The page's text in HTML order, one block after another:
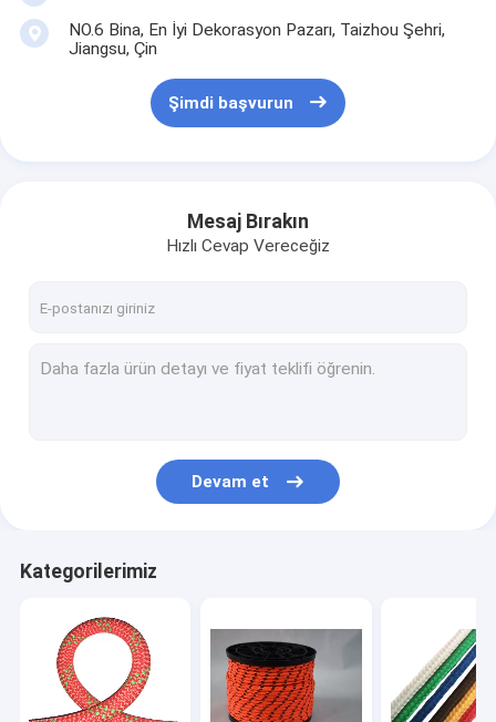
NO.6 Bina, En İyi Dekorasyon Pazarı, Taizhou Şehri,
Jiangsu, Çin
Şimdi başvurun
Mesaj Bırakın
Hızlı Cevap Vereceğiz
Devam et
Kategorilerimiz